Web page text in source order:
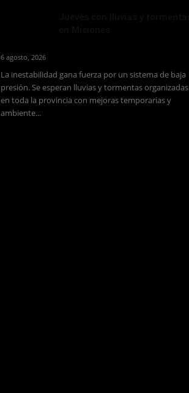
6 agosto, 2026
La inestabilidad gana fuerza por un sistema de baja
presión. Se esperan lluvias y tormentas organizadas
en toda la provincia con mejoras temporarias y
ambiente...